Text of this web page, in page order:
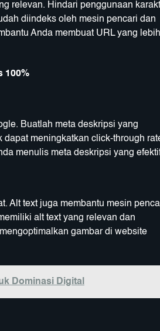
relevan. Hindari penggunaan
diindeks oleh mesin pencari dan
Anda membuat URL yang lebih
100%
Buatlah meta deskripsi yang
meningkatkan click-through
menulis meta deskripsi yang
Alt text juga membantu mesin
alt text yang relevan dan
gambar di website
Dominasi Digital